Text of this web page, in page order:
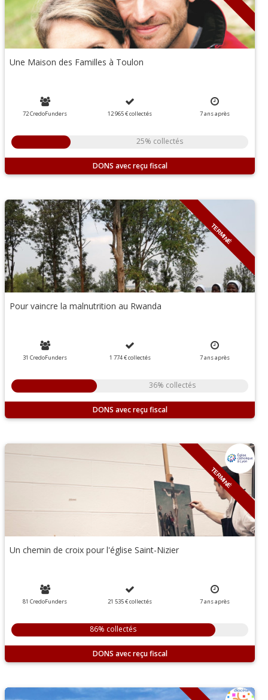
Une Maison des Familles à Toulon
72 CredoFunders 12 965 €collectés 7ansaprès
25% collectés
DONS
TERMINÉ
Pour vaincre la malnutrition au Rwanda
31 CredoFunders 1 774 €collectés 7ansaprès
36% collectés
DONS
TERMINÉ
Un chemin de croix pour l'église Saint-Nizier
81 CredoFunders 21 535 €collectés 7ansaprès
86% collectés
DONS